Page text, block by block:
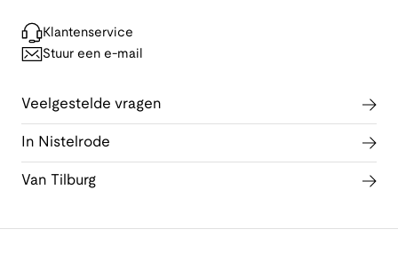
Klantenservice
Stuur een e-mail
Veelgestelde vragen
In Nistelrode
Van Tilburg